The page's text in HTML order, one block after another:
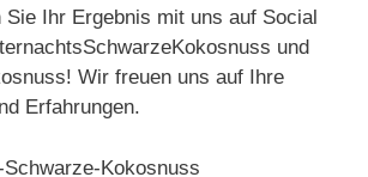
Sie Ihr Ergebnis mit uns auf Social
und
Wir freuen uns auf Ihre
Erfahrungen.